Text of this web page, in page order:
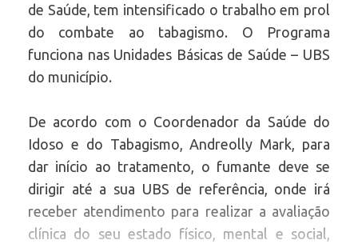
de Saúde, tem intensificado o trabalho em prol
do combate ao tabagismo. O Programa
funciona nas Unidades Básicas de Saúde – UBS
do município.
De acordo com o Coordenador da Saúde do
Idoso e do Tabagismo, Andreolly Mark, para
dar início ao tratamento, o fumante deve se
dirigir até a sua UBS de referência, onde irá
receber atendimento para realizar a avaliação
clínica do seu estado físico, mental e social,